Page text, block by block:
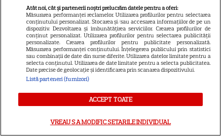
10
VEDETE STRĂINE
Phil Collins, dezvăluiri
cutremurătoare despre lupta
cu alcoolul: „Copiii mei au fost
chemați să-și ia adio de la
mine”
VEDETE STRĂINE
mamă pentru a treia oară.
Atât noi, cât și partenerii noștri prelucrăm datele pentru a oferi:
Măsurarea performanței reclamelor. Utilizarea profilurilor pentru selectarea
conținutului personalizat. Stocarea și/sau accesarea informațiilor de pe un
dispozitiv. Dezvoltarea și îmbunătățirea serviciilor. Crearea profilurilor de
conținut personalizat. Utilizarea profilurilor pentru selectarea publicității
personalizate. Crearea profilurilor pentru publicitate personalizată.
Măsurarea performanței conținutului. Înțelegerea publicului prin statistici
sau combinații de date din surse diferite. Utilizarea datelor limitate pentru a
selecta conținutul. Utilizarea de date limitate pentru a selecta publicitatea.
Date precise de geolocație și identificarea prin scanarea dispozitivului.
Listă parteneri (furnizori)
ACCEPT TOATE
VREAU SA MODIFIC SETARILE INDIVIDUAL